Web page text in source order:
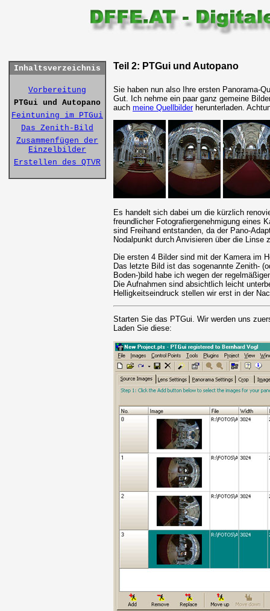
Inhaltsverzeichnis
Vorbereitung
PTGui und Autopano
Feintuning im PTGui
Das Zenith-Bild
Zusammenfügen der
Einzelbilder
Erstellen des QTVR
Teil 2: PTGui und Autopano
Sie haben nun also Ihre ersten Panorama-
Gut. Ich nehme ein paar ganz gemeine
auch meine Quellbilderherunterladen.
Es handelt sich dabei um die kürzlich
freundlicher Fotografiergenehmigung eines
sind Freihand entstanden, da der Pano-
Nodalpunkt durch Anvisieren über die Linse
Die ersten 4 Bilder sind mit der Kamera im
Das letzte Bild ist das sogenannte Zenith-
Boden-)bild habe ich wegen der
Die Aufnahmen sind absichtlich leicht
Helligkeitseindruck stellen wir erst in der
Starten Sie das PTGui. Wir werden uns
Laden Sie diese: